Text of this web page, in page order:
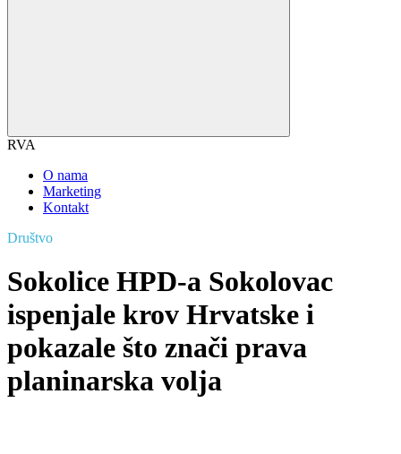
RVA
O nama
Marketing
Kontakt
Društvo
Sokolice HPD-a Sokolovac
ispenjale krov Hrvatske i
pokazale što znači prava
planinarska volja